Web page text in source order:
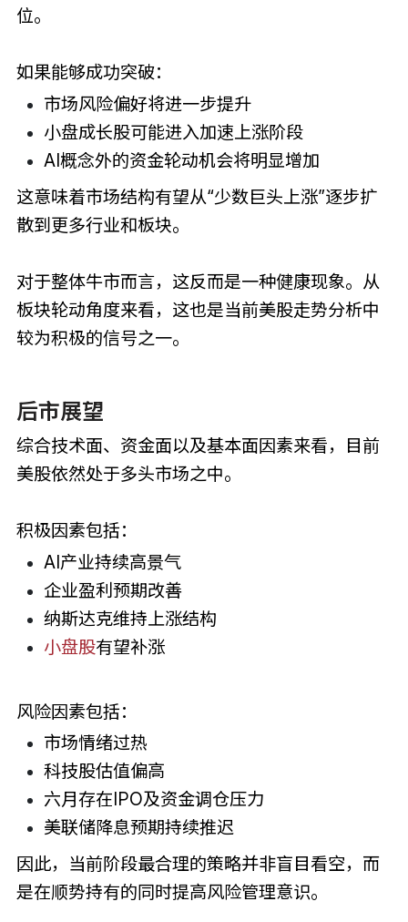
位。
如果能够成功突破：
市场风险偏好将进一步提升
小盘成长股可能进入加速上涨阶段
AI概念外的资金轮动机会将明显增加
这意味着市场结构有望从“少数巨头上涨”逐步扩
散到更多行业和板块。
对于整体牛市而言，这反而是一种健康现象。从
板块轮动角度来看，这也是当前美股走势分析中
较为积极的信号之一。
后市展望
综合技术面、资金面以及基本面因素来看，目前
美股依然处于多头市场之中。
积极因素包括：
AI产业持续高景气
企业盈利预期改善
纳斯达克维持上涨结构
小盘股有望补涨
风险因素包括：
市场情绪过热
科技股估值偏高
六月存在IPO及资金调仓压力
美联储降息预期持续推迟
因此，当前阶段最合理的策略并非盲目看空，而
是在顺势持有的同时提高风险管理意识。